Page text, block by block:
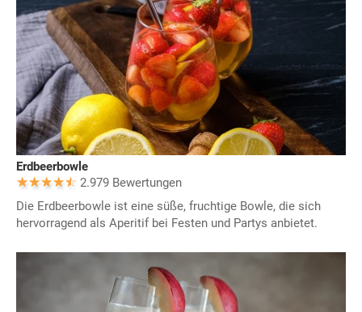
Erdbeerbowle
2.979 Bewertungen
Die Erdbeerbowle ist eine süße, fruchtige Bowle, die sich
hervorragend als Aperitif bei Festen und Partys anbietet.